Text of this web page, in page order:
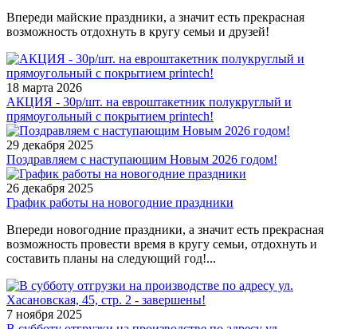
Впереди майские праздники, а значит есть прекрасная
возможность отдохнуть в кругу семьи и друзей!
18 марта 2026
АКЦИЯ - 30р/шт. на евроштакетник полукруглый и
прямоугольный с покрытием printech!
29 декабря 2025
Поздравляем с наступающим Новым 2026 годом!
26 декабря 2025
График работы на новогодние праздники
Впереди новогодние праздники, а значит есть прекрасная
возможность провести время в кругу семьи, отдохнуть и
составить планы на следующий год!...
7 ноября 2025